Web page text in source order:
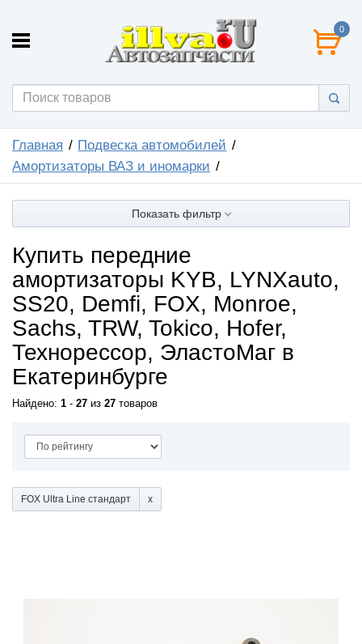
0
Главная
Подвеска автомобилей
Амортизаторы ВАЗ и иномарки
Показать фильтр
Купить передние
амортизаторы KYB, LYNXauto,
SS20, Demfi, FOX, Monroe,
Sachs, TRW, Tokico, Hofer,
Технорессор, ЭластоМаг в
Екатеринбурге
Найдено: 1 - 27 из 27 товаров
FOX Ultra Line стандарт